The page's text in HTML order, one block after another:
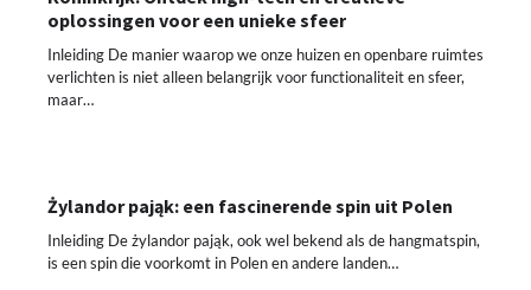
oplossingen voor een unieke sfeer
Inleiding De manier waarop we onze huizen en openbare ruimtes
verlichten is niet alleen belangrijk voor functionaliteit en sfeer,
maar…
Żylandor pająk: een fascinerende spin uit Polen
Inleiding De żylandor pająk, ook wel bekend als de hangmatspin,
is een spin die voorkomt in Polen en andere landen…